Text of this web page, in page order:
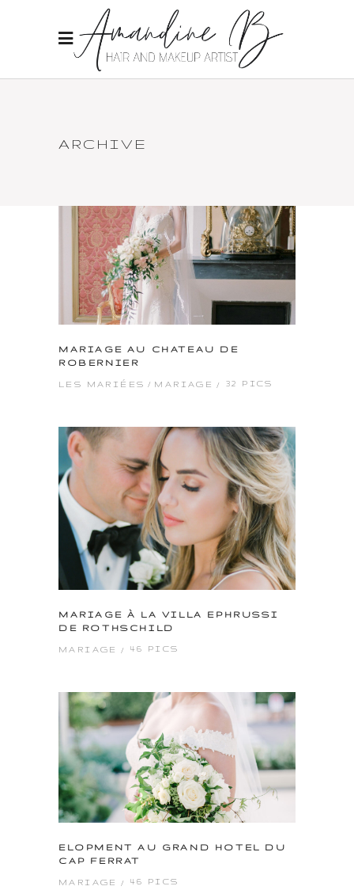
ARCHIVE
MARIAGE AU CHATEAU DE
ROBERNIER
LES MARIÉES MARIAGE 32 PICS
MARIAGE À LA VILLA EPHRUSSI
DE ROTHSCHILD
MARIAGE 46 PICS
ELOPMENT AU GRAND HOTEL DU
CAP FERRAT
MARIAGE 46 PICS